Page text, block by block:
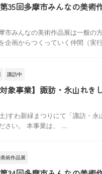
35回多摩市みんなの美術
市みんなの美術作品展は一般の
企画からつくっていく仲間（実
諏訪中
対象事業】諏訪・永山れ
)すわ新緑まつりにて「諏訪・
さい。 本事業は、 ...
術作品展